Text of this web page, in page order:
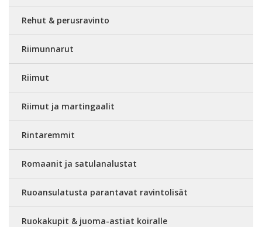
Rehut & perusravinto
Riimunnarut
Riimut
Riimut ja martingaalit
Rintaremmit
Romaanit ja satulanalustat
Ruoansulatusta parantavat ravintolisät
Ruokakupit & juoma-astiat koiralle